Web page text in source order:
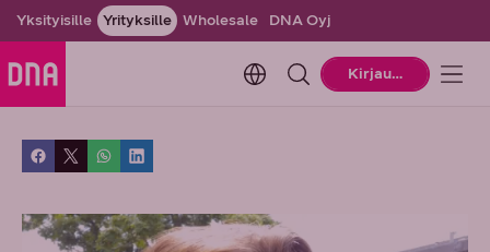
Yksityisille Yrityksille Wholesale DNA Oyj
Change language. Current
Kirjaudu